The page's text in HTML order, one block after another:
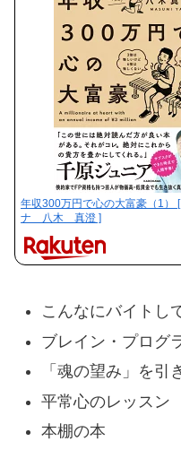
年収300万円で心の大富豪（1）
ナ 八木 真澄 ]
こんなにバイトし
ブレイン・プログ
「魂の望み」を引
平常心のレッスン
本棚の本